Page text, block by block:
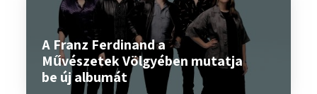
A Franz Ferdinand a
Művészetek Völgyében mutatja
be új albumát